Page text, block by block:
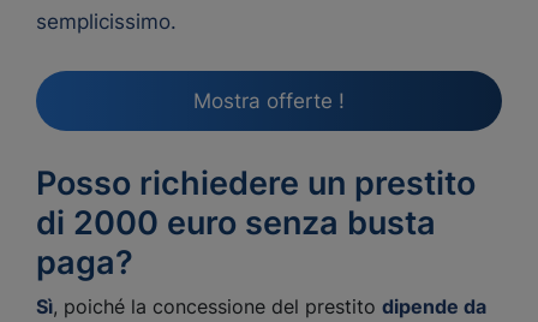
semplicissimo.
Mostra offerte !
Posso richiedere un prestito
di 2000 euro senza busta
paga?
Sì, poiché la concessione del prestito dipende da